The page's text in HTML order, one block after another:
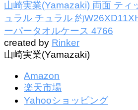
山崎実業(Yamazaki) 両面 ティ
ュラル チュラル 約
ーパータオルケース 4766
created by Rinker
山崎実業(Yamazaki)
Amazon
楽天市場
Yahooショッピング